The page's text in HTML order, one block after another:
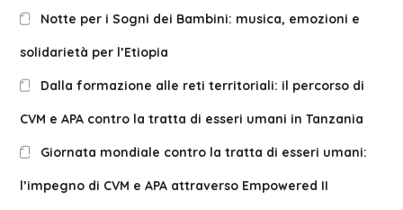
Notte per i Sogni dei Bambini: musica, emozioni e
solidarietà per l’Etiopia
Dalla formazione alle reti territoriali: il percorso di
CVM e APA contro la tratta di esseri umani in Tanzania
Giornata mondiale contro la tratta di esseri umani:
l’impegno di CVM e APA attraverso Empowered II